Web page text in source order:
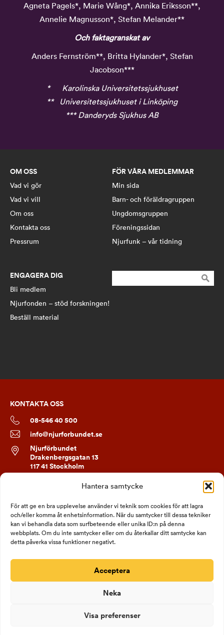
Hantera samtycke
För att ge en bra upplevelse använder vi teknik som cookies för att lagra
och/eller komma åt enhetsinformation. När du samtycker till dessa tekniker
kan vi behandla data som surfbeteende eller unika ID:n på denna
webbplats. Om du inte samtycker eller om du återkallar ditt samtycke kan
detta påverka vissa funktioner negativt.
Acceptera
Neka
Visa preferenser
Agneta Pagels*, Marie Wång*, Annika Eriksson**,
Annelie Magnusson*, Stefan Melander**
Och faktagranskat av
Anders Fernström**, Britta Hylander*, Stefan
Jacobson***
* Karolinska Universitetssjukhuset
** Universitetssjukhuset i Linköping
*** Danderyds Sjukhus AB
OM OSS
Vad vi gör
Vad vi vill
Om oss
Kontakta oss
Pressrum
ENGAGERA DIG
Bli medlem
Njurfonden – stöd forskningen!
Beställ material
FÖR VÅRA MEDLEMMAR
Min sida
Barn- och föräldragruppen
Ungdomsgruppen
Föreningssidan
Njurfunk – vår tidning
efter:
KONTAKTA OSS
08-546 40 500
info@njurforbundet.se
Njurförbundet
Drakenbergsgatan 13
117 41 Stockholm
Org nr: 802006-1332